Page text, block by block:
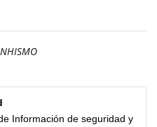
Información de seguridad y